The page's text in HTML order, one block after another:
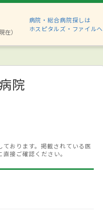
）
病院・総合病院探しは
ホスピタルズ・ファイルへ
院
おります。掲載されている医
接ご確認ください。